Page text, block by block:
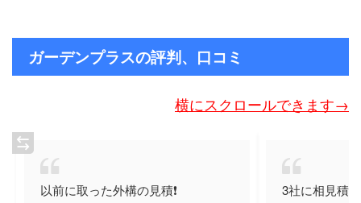
ガーデンプラスの評判、口コミ
横にスクロールできます→
以前に取った外構の見積❗️ 3社に相見積